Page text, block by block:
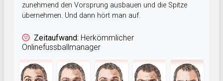
zunehmend den Vorsprung ausbauen und die Spitze
übernehmen. Und dann hört man auf.
Zeitaufwand: Herkömmlicher
Onlinefussballmanager